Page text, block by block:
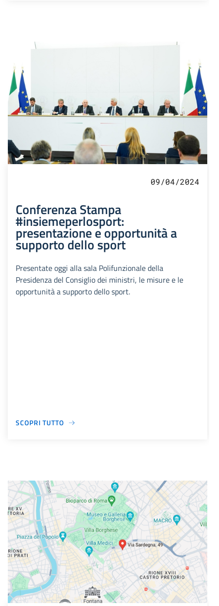
09/04/2024
Conferenza Stampa
#insiemeperlosport:
presentazione e opportunità a
supporto dello sport
Presentate oggi alla sala Polifunzionale della
Presidenza del Consiglio dei ministri, le misure e le
opportunità a supporto dello sport.
SCOPRI TUTTO